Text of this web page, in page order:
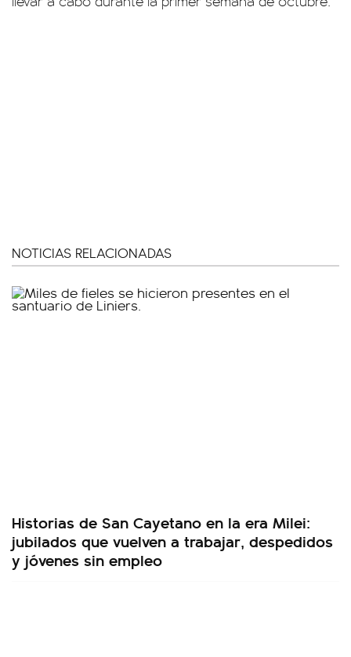
NOTICIAS RELACIONADAS
Historias de San Cayetano en la era Milei:
jubilados que vuelven a trabajar, despedidos
y jóvenes sin empleo